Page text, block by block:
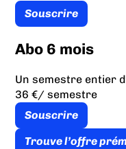
Souscrire
Abo 6 mois
Un semestre entier
36 €/ semestre
Souscrire
Trouve l’offre